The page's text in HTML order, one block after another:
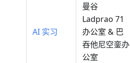
AI 实习
曼谷
Ladprao 71
办公室 & 巴
吞他尼空銮办
公室